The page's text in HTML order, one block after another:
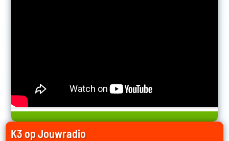
K3 op Jouwradio